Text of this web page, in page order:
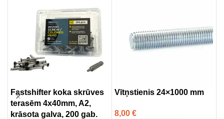
Fastshifter koka skrūves
terasēm 4x40mm, A2,
krāsota galva, 200 gab.
Vītņstienis 24×1000 mm
8,00 €